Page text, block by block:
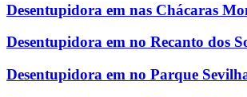
Desentupidora em nas Chácaras
Desentupidora em no Recanto dos
Desentupidora em no Parque